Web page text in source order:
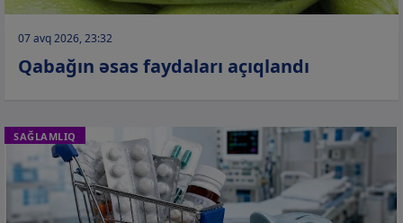
07 avq 2026, 23:32
Qabağın əsas faydaları açıqlandı
SAĞLAMLIQ